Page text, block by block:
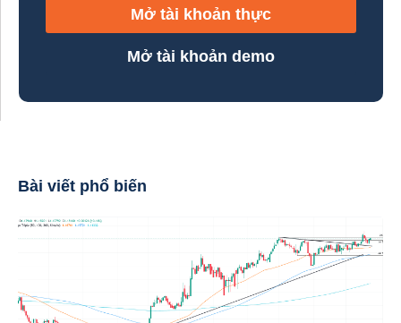
Mở tài khoản thực
Mở tài khoản demo
Bài viết phổ biến